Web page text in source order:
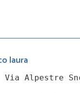
laura
Via Alpestre